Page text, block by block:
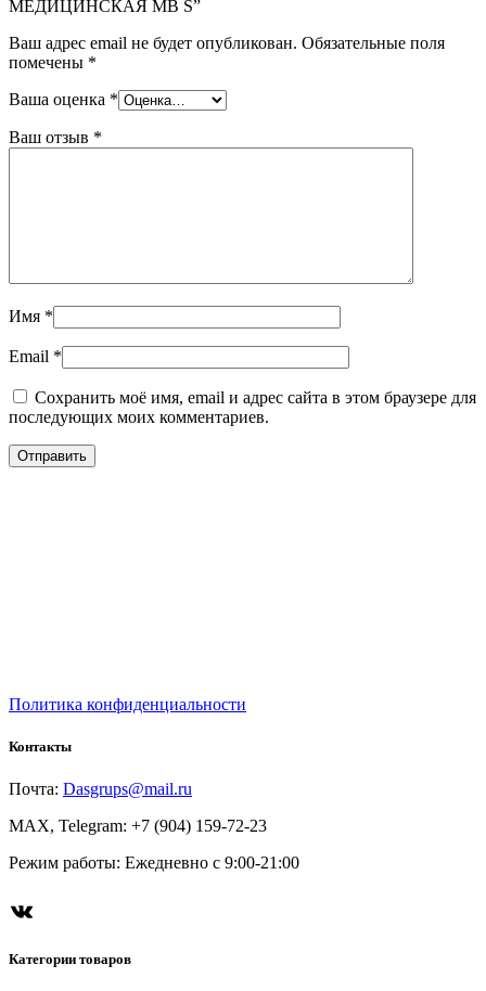
МЕДИЦИНСКАЯ MB S”
Ваш адрес email не будет опубликован. Обязательные поля
помечены *
Ваша оценка *
Ваш отзыв *
Имя *
Email *
Сохранить моё имя, email и адрес сайта в этом браузере для
последующих моих комментариев.
Политика конфиденциальности
Контакты
Почта: Dasgrups@mail.ru
MAX, Telegram: +7 (904) 159-72-23
Режим работы: Ежедневно с 9:00-21:00
Категории товаров